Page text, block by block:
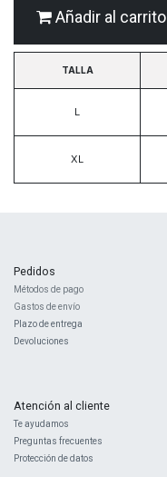
Añadir al carrito
TALLA
L
XL
Pedidos
Métodos de pago
Gastos de envío
Plazo de entrega
Devoluciones
Atención al cliente
Te ayudamos
Preguntas frecuentes
Protección de datos